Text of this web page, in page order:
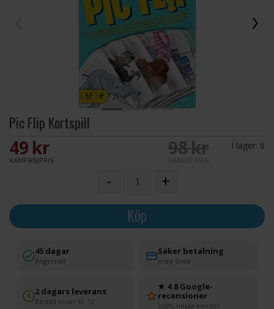
Pic Flip Kortspill
49 SEK
KAMPANJPRIS
98 SEK
VANLIG PRIS
I lager: 6
- +
Köp
45 dagar
Ångerrätt
Säker betalning
med Svea
2 dagars leverans
Beställ innan kl. 12
★ 4.8 Google-
recensioner
100% nöjda kunder